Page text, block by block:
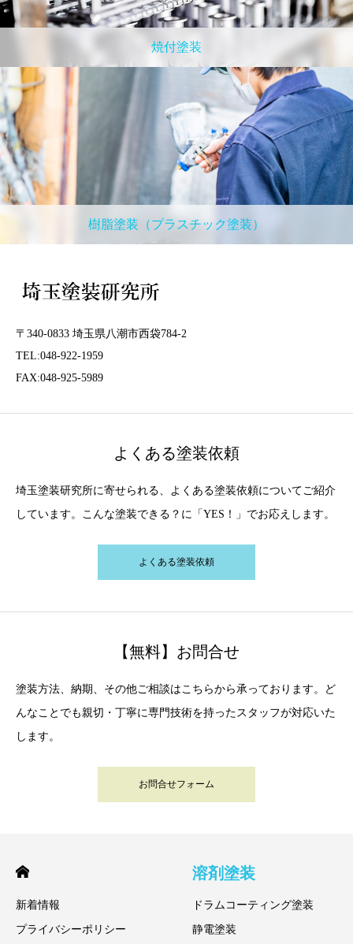
焼付塗装
樹脂塗装（プラスチック塗装）
〒340-0833 埼玉県八潮市西袋784-2
TEL:048-922-1959
FAX:048-925-5989
よくある塗装依頼
埼玉塗装研究所に寄せられる、よくある塗装依頼についてご紹介
しています。こんな塗装できる？に「YES！」でお応えします。
よくある塗装依頼
【無料】お問合せ
塗装方法、納期、その他ご相談はこちらから承っております。ど
んなことでも親切・丁寧に専門技術を持ったスタッフが対応いた
します。
お問合せフォーム
新着情報
プライバシーポリシー
溶剤塗装
ドラムコーティング塗装
静電塗装